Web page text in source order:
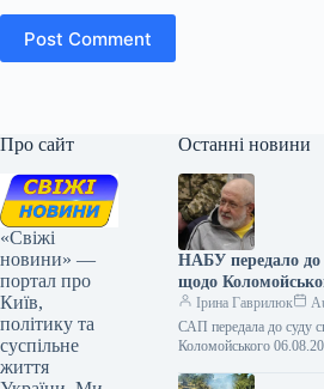
Post Comment
Про сайт
«Свіжі
новини» —
портал про
Київ,
політику та
суспільне
життя
Останні новини
НАБУ передало до
щодо
Ірина Гаврилюк
САП передала до суду
Коломойського
антикорупційного суду